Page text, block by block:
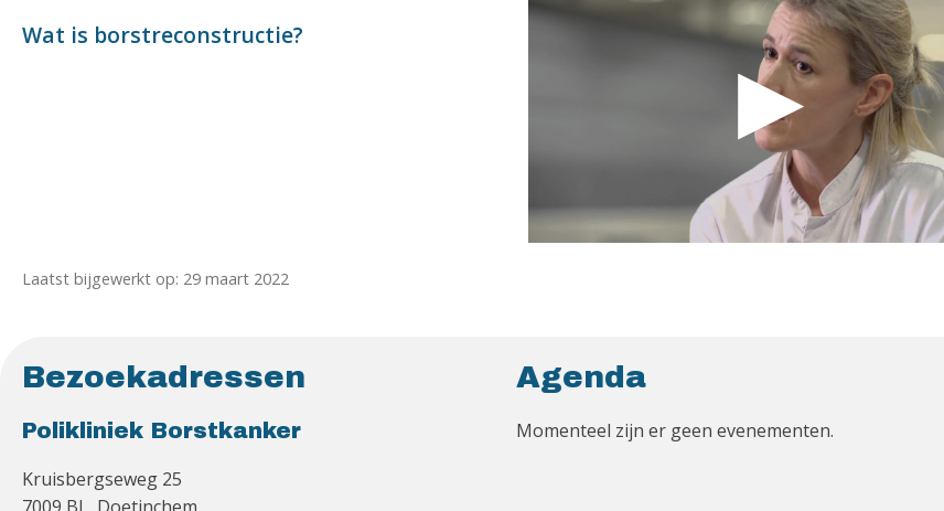
Wat is borstreconstructie?
Laatst bijgewerkt op: 29 maart 2022
Bezoekadressen
Polikliniek Borstkanker
Kruisbergseweg 25
Agenda
Momenteel zijn er geen evenementen.